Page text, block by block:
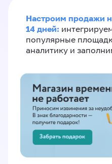
Настроим продажи
14 дней:
популярные
аналитику и